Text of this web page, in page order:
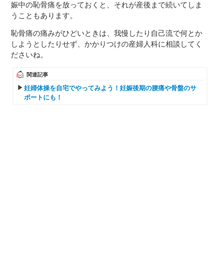
娠中の恥骨痛を放っておくと、それが産後まで続いてしま
うこともあります。
恥骨痛の痛みがひどいときは、我慢したり自己流で何とか
しようとしたりせず、かかりつけの産婦人科に相談してく
ださいね。
関連記事
妊婦体操を自宅でやってみよう！妊娠後期の腰痛や骨盤のサ
ポートにも！